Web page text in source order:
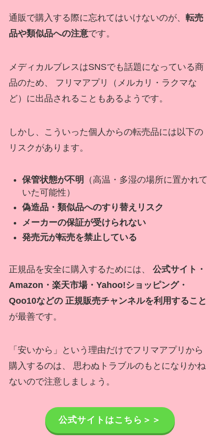
通販で購入する際に忘れてはいけないのが、 転売
品や類似品への注意です。
メディカルブレスはSNSでも話題になっている商
品のため、 フリマアプリ（メルカリ・ラクマな
ど）に出品されることもあるようです。
しかし、こういった個人からの転売品には以下の
リスクがあります。
保管状態が不明
（高温・多湿の場所に置かれて
いた可能性）
偽造品・類似品へのすり替えリスク
メーカーの保証が受けられない
発売元が転売を禁止している
正規品を安全に購入するためには、 公式サイト・
Amazon・楽天市場・Yahoo!ショッピング・
Qoo10などの 正規販売チャンネルを利用すること
が最善です。
「安いから」という理由だけでフリマアプリから
購入するのは、 思わぬトラブルのもとになりかね
ないので注意しましょう。
公式サイトはこちら＞＞